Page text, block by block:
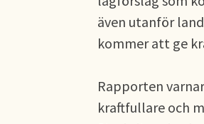
även utanför
kommer att ge
Rapporten
kraftfullare och